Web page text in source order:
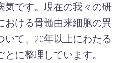
気です。現在の我々の研
おける骨髄由来細胞の異
いて、20年以上にわたる
に整理しています。